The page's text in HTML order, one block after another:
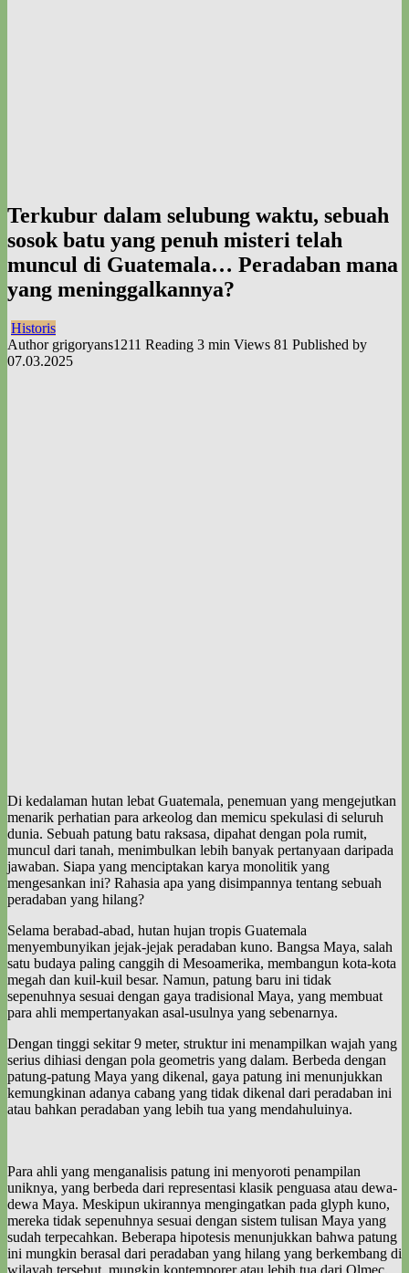
Terkubur dalam selubung waktu, sebuah
sosok batu yang penuh misteri telah
muncul di Guatemala… Peradaban mana
yang meninggalkannya?
Historis
Author grigoryans1211 Reading 3 min Views 81 Published by
07.03.2025
Di kedalaman hutan lebat Guatemala, penemuan yang mengejutkan
menarik perhatian para arkeolog dan memicu spekulasi di seluruh
dunia. Sebuah patung batu raksasa, dipahat dengan pola rumit,
muncul dari tanah, menimbulkan lebih banyak pertanyaan daripada
jawaban. Siapa yang menciptakan karya monolitik yang
mengesankan ini? Rahasia apa yang disimpannya tentang sebuah
peradaban yang hilang?
Selama berabad-abad, hutan hujan tropis Guatemala
menyembunyikan jejak-jejak peradaban kuno. Bangsa Maya, salah
satu budaya paling canggih di Mesoamerika, membangun kota-kota
megah dan kuil-kuil besar. Namun, patung baru ini tidak
sepenuhnya sesuai dengan gaya tradisional Maya, yang membuat
para ahli mempertanyakan asal-usulnya yang sebenarnya.
Dengan tinggi sekitar 9 meter, struktur ini menampilkan wajah yang
serius dihiasi dengan pola geometris yang dalam. Berbeda dengan
patung-patung Maya yang dikenal, gaya patung ini menunjukkan
kemungkinan adanya cabang yang tidak dikenal dari peradaban ini
atau bahkan peradaban yang lebih tua yang mendahuluinya.
Para ahli yang menganalisis patung ini menyoroti penampilan
uniknya, yang berbeda dari representasi klasik penguasa atau dewa-
dewa Maya. Meskipun ukirannya mengingatkan pada glyph kuno,
mereka tidak sepenuhnya sesuai dengan sistem tulisan Maya yang
sudah terpecahkan. Beberapa hipotesis menunjukkan bahwa patung
ini mungkin berasal dari peradaban yang hilang yang berkembang di
wilayah tersebut, mungkin kontemporer atau lebih tua dari Olmec.